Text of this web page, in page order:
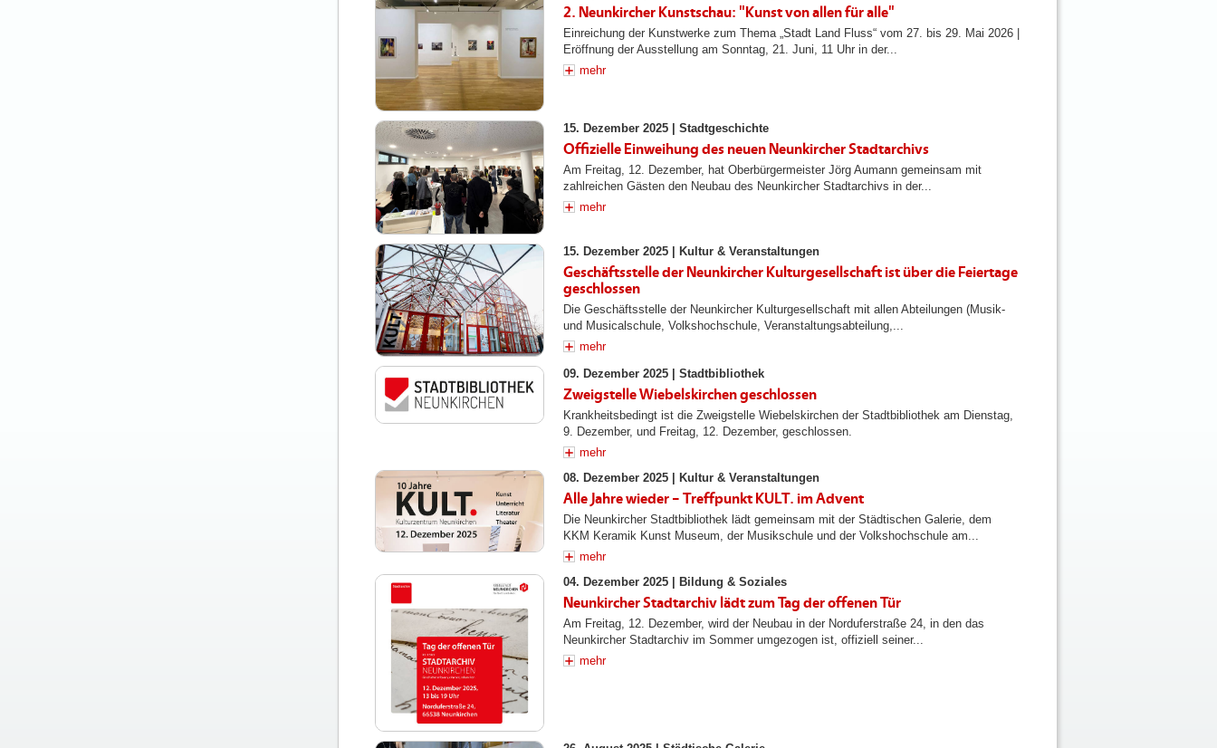
2. Neunkircher Kunstschau: "Kunst von allen für alle"
Einreichung der Kunstwerke zum Thema „Stadt Land Fluss“ vom 27. bis 29. Mai 2026 |
Eröffnung der Ausstellung am Sonntag, 21. Juni, 11 Uhr in der...
mehr
15. Dezember 2025 |Stadtgeschichte
Offizielle Einweihung des neuen Neunkircher Stadtarchivs
Am Freitag, 12. Dezember, hat Oberbürgermeister Jörg Aumann gemeinsam mit
zahlreichen Gästen den Neubau des Neunkircher Stadtarchivs in der...
mehr
15. Dezember 2025 | Kultur & Veranstaltungen
Geschäftsstelle der Neunkircher Kulturgesellschaft ist über die Feiertage
geschlossen
Die Geschäftsstelle der Neunkircher Kulturgesellschaft mit allen Abteilungen (Musik-
und Musicalschule, Volkshochschule, Veranstaltungsabteilung,...
mehr
09. Dezember 2025 |Stadtbibliothek
Zweigstelle Wiebelskirchen geschlossen
Krankheitsbedingt ist die Zweigstelle Wiebelskirchen der Stadtbibliothek am Dienstag,
9. Dezember, und Freitag, 12. Dezember, geschlossen.
mehr
08. Dezember 2025 |
Kultur & Veranstaltungen
Alle Jahre wieder – Treffpunkt KULT. im Advent
Die Neunkircher Stadtbibliothek lädt gemeinsam mit der Städtischen Galerie, dem
KKM Keramik Kunst Museum, der Musikschule und der Volkshochschule am...
mehr
04. Dezember 2025 |
Bildung & Soziales
Neunkircher Stadtarchiv lädt zum Tag der offenen Tür
Am Freitag, 12. Dezember, wird der Neubau in der Norduferstraße 24, in den das
Neunkircher Stadtarchiv im Sommer umgezogen ist, offiziell seiner...
mehr